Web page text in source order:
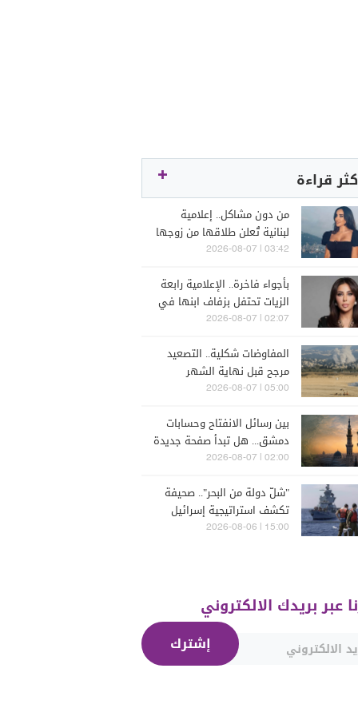
قراءة
من دون مشاكل.. إعلامية
لبنانية تُعلن طلاقها من زوجها
رجل الأعمال
03:42 | 2026-08-07
بأجواء فاخرة.. الإعلامية رابعة
الزيات تحتفل بزفاف ابنها في
البترون (فيديو)
02:07 | 2026-08-07
المفاوضات شكلية.. التصعيد
مرجح قبل نهاية الشهر
05:00 | 2026-08-07
بين رسائل الانفتاح وحسابات
دمشق... هل تبدأ صفحة جديدة
بين "حزب الله" وسوريا -
02:00 | 2026-08-07
"شلّ دولة من البحر".. صحيفة
تكشف استراتيجية إسرائيل
البحرية الجديدة في مواجهة
15:00 | 2026-08-06
عبر بريدك الالكتروني
إشترك